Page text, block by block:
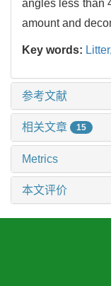
angles less than
amount and
Key words: Litter,
参考文献
相关文章 15
Metrics
本文评价